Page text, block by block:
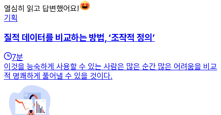
열심히 읽고 답변했어요!
기획
질적 데이터를 비교하는 방법, ‘조작적 정의’
7분
이것을 능숙하게 사용할 수 있는 사람은 많은 순간 많은 어려움을 비교
적 명쾌하게 풀어낼 수 있을 것이다.